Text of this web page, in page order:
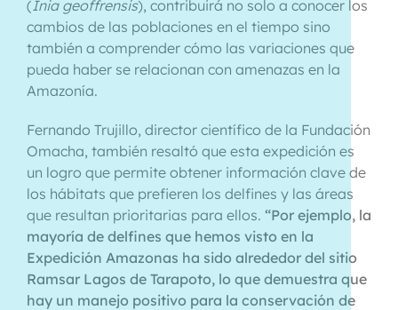
( Inia geoffrensis), contribuirá no solo a conocer los
cambios de las poblaciones en el tiempo sino
también a comprender cómo las variaciones que
pueda haber se relacionan con amenazas en la
Amazonía.
Fernando Trujillo, director científico de la Fundación
Omacha, también resaltó que esta expedición es
un logro que permite obtener información clave de
los hábitats que prefieren los delfines y las áreas
que resultan prioritarias para ellos. “Por ejemplo, la
mayoría de delfines que hemos visto en la
Expedición Amazonas ha sido alrededor del sitio
Ramsar Lagos de Tarapoto, lo que demuestra que
hay un manejo positivo para la conservación de